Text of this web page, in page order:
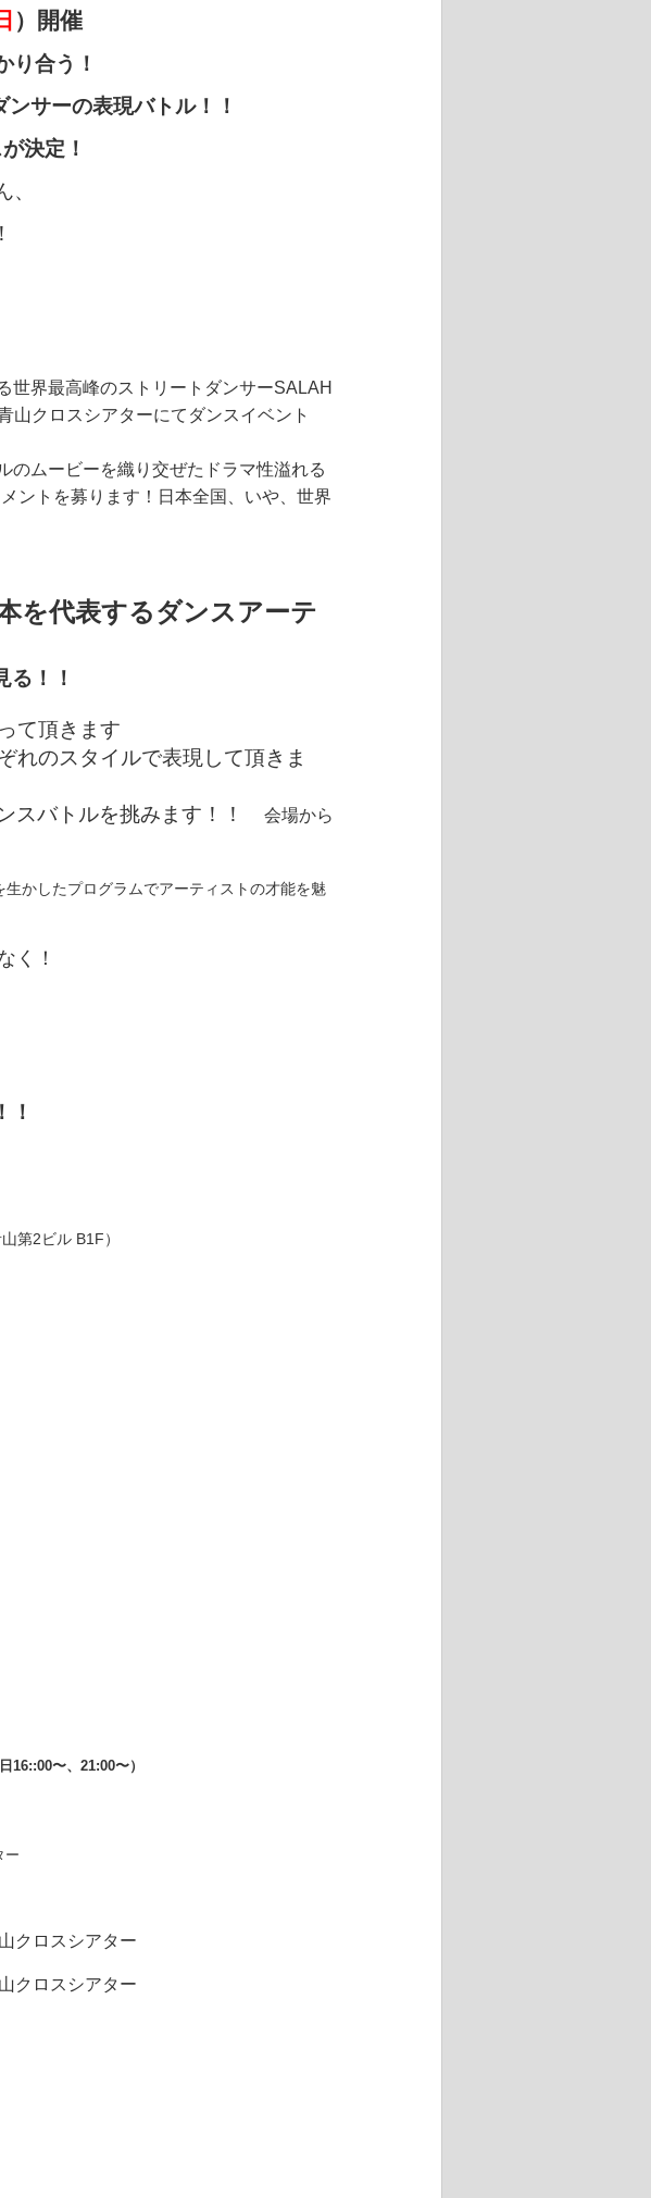
）開催
り合う！
サーの表現バトル！！
決定！
世界最高峰のストリートダンサーSALAH
山クロスシアターにてダンスイベント
のムービーを織り交ぜたドラマ性溢れる
ントを募ります！日本全国、いや、世界
を代表するダンスアーテ
る！！
て頂きます
れのスタイルで表現して頂きま
スバトルを挑みます！！
会場から
かしたプログラムでアーティストの才能を魅
く！
！
第2ビル B1F）
16::00〜、21:00〜）
ー
クロスシアター
クロスシアター